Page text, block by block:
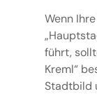
Wenn
führt,
Kreml“
Stadtbild